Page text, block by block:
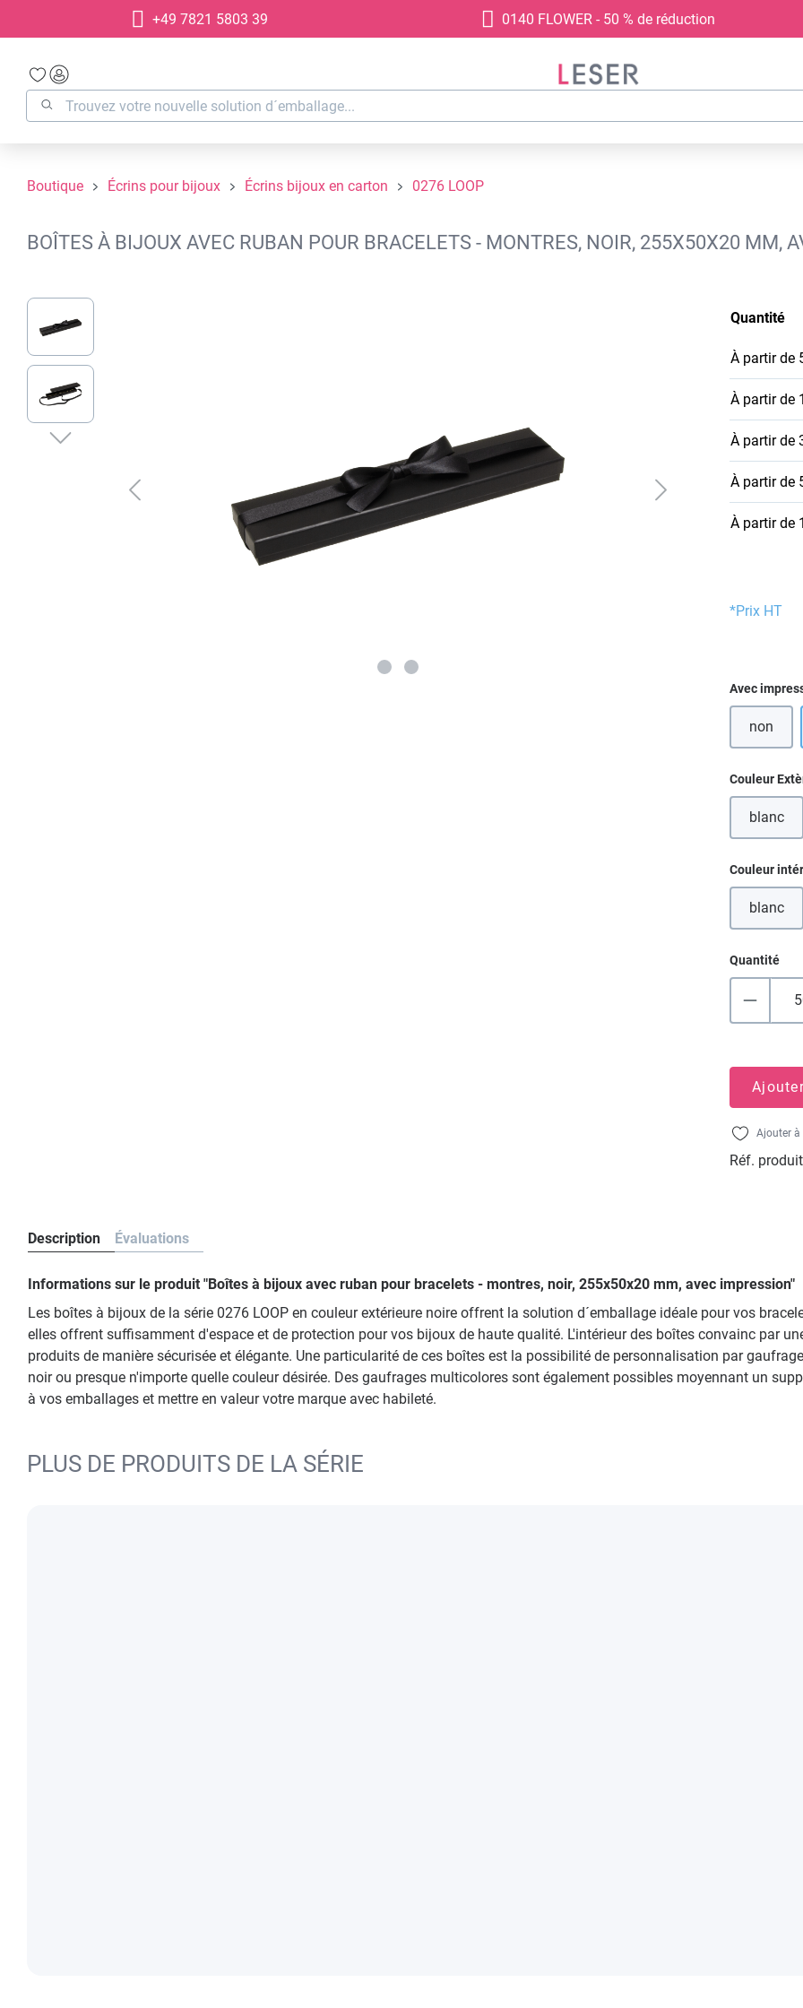
Passer à la navigation principale
+49 7821 5803 39 0140 FLOWER - 50 % de réduction
Boutique Écrins pour bijoux Écrins bijoux en carton 0276 LOOP
BOÎTES À BIJOUX AVEC RUBAN POUR BRACELETS - MONTRES, NOIR, 255X50X20 MM,
Ignorer la galerie d'images
Quantité
À partir de
À partir de
À partir de
À partir de
À partir de
*Prix HT
Avec
non
Couleur
blanc
(Cette
Couleur
blanc
(Cette
Quantité
Ajouter à
Réf.
Description Évaluations
Informations sur le produit "Boîtes à bijoux avec ruban pour bracelets - montres, noir, 255x50x20 mm, avec impression"
Les boîtes à bijoux de la série 0276 LOOP en couleur extérieure noire offrent la solution d´emballage idéale pour vos
elles offrent suffisamment d'espace et de protection pour vos bijoux de haute qualité. L'intérieur des boîtes convainc par
produits de manière sécurisée et élégante. Une particularité de ces boîtes est la possibilité de personnalisation par
noir ou presque n'importe quelle couleur désirée. Des gaufrages multicolores sont également possibles moyennant un
à vos emballages et mettre en valeur votre marque avec habileté.
PLUS DE PRODUITS DE LA SÉRIE